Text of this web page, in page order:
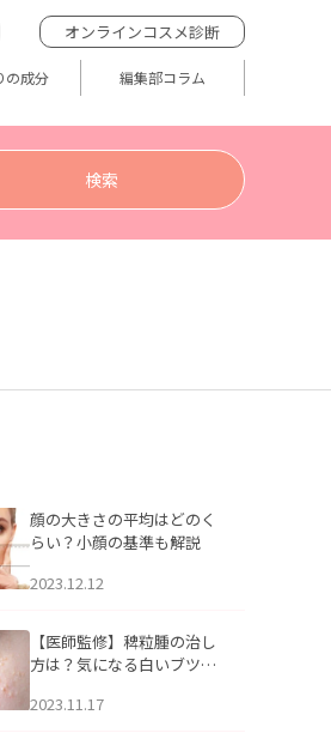
オンラインコスメ診断
の成分 編集部コラム
顔の大きさの平均はどのく
らい？小顔の基準も解説
2023.12.12
【医師監修】稗粒腫の治し
方は？気になる白いブツブ
アについて
2023.11.17